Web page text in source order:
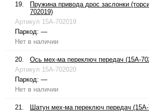
19.
Пружина привода дрос заслонки
702019)
Артикул 15A-702019
Паркод: —
Нет в наличии
20.
Ось мех-ма переключ передач (15A-
Артикул 15A-702020
Паркод: —
Нет в наличии
21.
Шатун мех-ма переключ передач (15A-